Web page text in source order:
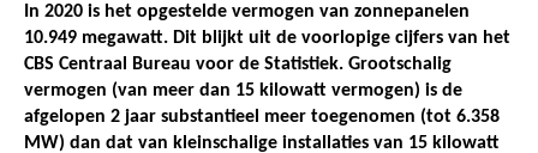
In 2020 is het opgestelde vermogen van zonnepanelen
10.949 megawatt. Dit blijkt uit de voorlopige cijfers van het
CBS Centraal Bureau voor de Statistiek. Grootschalig
vermogen (van meer dan 15 kilowatt vermogen) is de
afgelopen 2 jaar substantieel meer toegenomen (tot 6.358
MW) dan dat van kleinschalige installaties van 15 kilowatt